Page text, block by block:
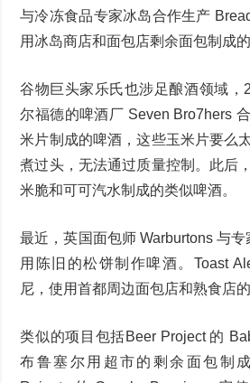
与冷冻食品专家冰岛合作生产
用冰岛商店和面包店剩余面包制成的
谷物巨头家乐氏也涉足酿酒领域，
尔福德的啤酒厂 Seven Bro7hers
米片制成的啤酒，这些玉米片要么
煮过头，无法通过质量控制。此后
米脆和可可汽水制成的类似啤酒。
最近，英国面包师 Warburtons 与专
用陈旧的松饼制作啤酒。Toast
尼，使用首都周边面包店和熟食店
类似的项目包括Beer Project 的
布鲁塞尔用超市的剩余面包制